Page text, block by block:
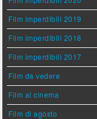
Film imperdibili 2019
Film imperdibili 2018
Film imperdibili 2017
Film da vedere
Film al cinema
Film di agosto